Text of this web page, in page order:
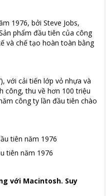
1976, bởi Steve Jobs,
phẩm đầu tiên của công
và chế tạo hoàn toàn bằng
với cải tiến lớp vỏ nhựa và
công, thu về hơn 100 triệu
công ty lần đầu tiên chào
tiên năm 1976
với Macintosh. Suy